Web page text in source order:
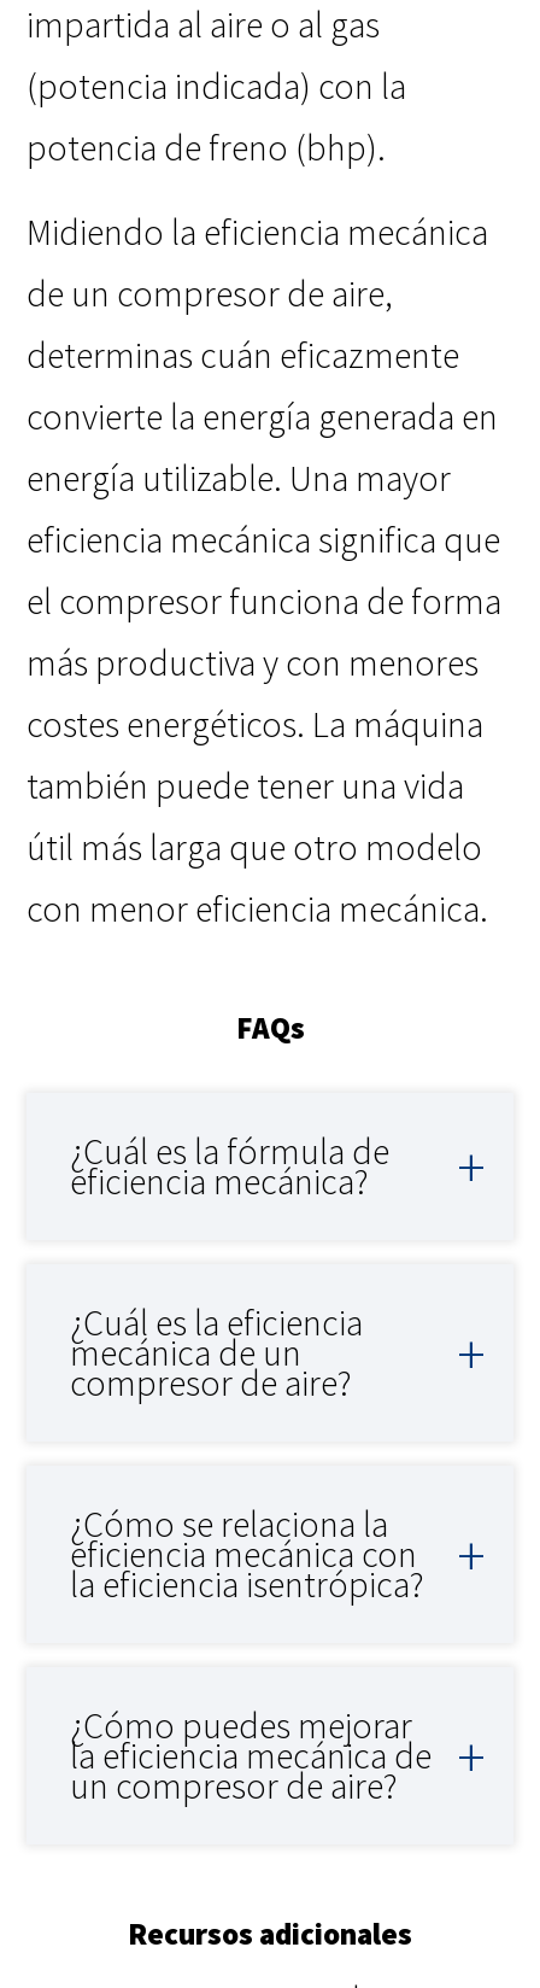
impartida al aire o al gas
(potencia indicada) con la
potencia de freno (bhp).
Midiendo la eficiencia mecánica
de un compresor de aire,
determinas cuán eficazmente
convierte la energía generada en
energía utilizable. Una mayor
eficiencia mecánica significa que
el compresor funciona de forma
más productiva y con menores
costes energéticos. La máquina
también puede tener una vida
útil más larga que otro modelo
con menor eficiencia mecánica.
FAQs
¿Cuál es la fórmula de
eficiencia mecánica?
¿Cuál es la eficiencia
mecánica de un
compresor de aire?
¿Cómo se relaciona la
eficiencia mecánica con
la eficiencia isentrópica?
¿Cómo puedes mejorar
la eficiencia mecánica de
un compresor de aire?
Recursos adicionales